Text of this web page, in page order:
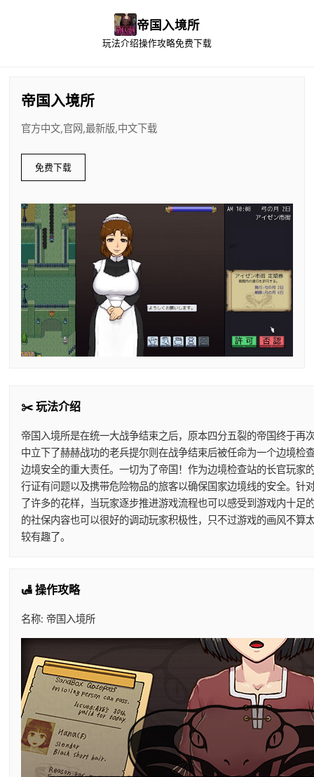
帝国入境所
玩法介绍操作攻略免费下载
帝国入境所
官方中文,官网,最新版,中文下载
免费下载
✂️ 玩法介绍
帝国入境所是在统一大战争结束之后，原本四分五裂的帝国终于再
中立下了赫赫战功的老兵提尔则在战争结束后被任命为一个边境检
边境安全的重大责任。一切为了帝国！作为边境检查站的长官玩家
行证有问题以及携带危险物品的旅客以确保国家边境线的安全。针
了许多的花样，当玩家逐步推进游戏流程也可以感受到游戏内十足
的社保内容也可以很好的调动玩家积极性，只不过游戏的画风不算
较有趣了。
🛃 操作攻略
名称: 帝国入境所